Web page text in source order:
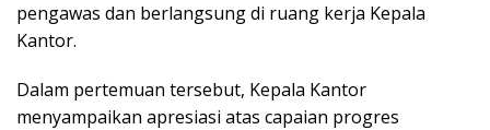
pengawas dan berlangsung di ruang kerja Kepala
Kantor.
Dalam pertemuan tersebut, Kepala Kantor
menyampaikan apresiasi atas capaian progres